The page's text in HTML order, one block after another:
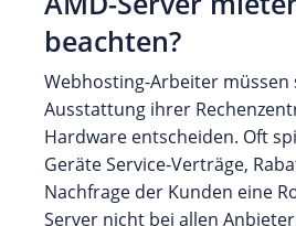
beachten?
Webhosting-Arbeiter müssen
Ausstattung ihrer
Hardware entscheiden. Oft
Geräte Service-Verträge,
Nachfrage der Kunden eine
Server nicht bei allen